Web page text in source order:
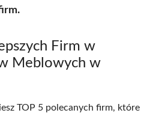
Firm w
Meblowych w
TOP 5 polecanych firm, które